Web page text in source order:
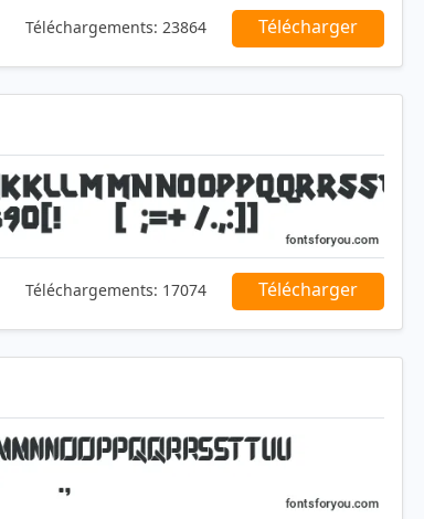
Téléchargements: 23864 Télécharger
Téléchargements: 17074 Télécharger